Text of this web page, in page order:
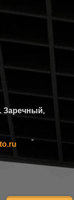
Заречный,